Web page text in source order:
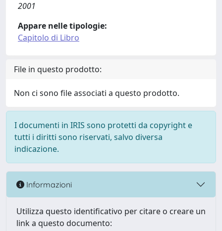
2001
Appare nelle tipologie:
Capitolo di Libro
File in questo prodotto:
Non ci sono file associati a questo prodotto.
I documenti in IRIS sono protetti da copyright e
tutti i diritti sono riservati, salvo diversa
indicazione.
Informazioni
Utilizza questo identificativo per citare o creare un
link a questo documento: